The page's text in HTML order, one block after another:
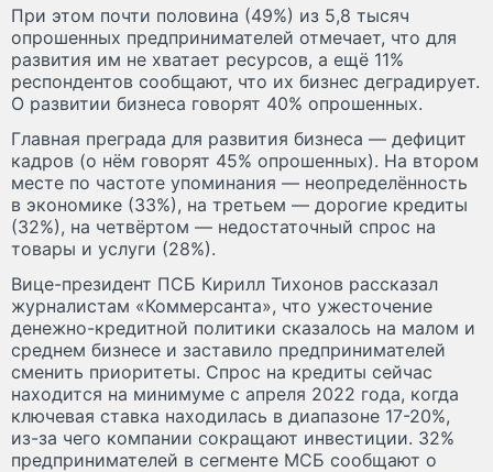
При этом почти половина (49%) из 5,8 тысяч
опрошенных предпринимателей отмечает, что для
развития им не хватает ресурсов, а ещё 11%
респондентов сообщают, что их бизнес деградирует.
О развитии бизнеса говорят 40% опрошенных.
Главная преграда для развития бизнеса — дефицит
кадров (о нём говорят 45% опрошенных). На втором
месте по частоте упоминания — неопределённость
в экономике (33%), на третьем — дорогие кредиты
(32%), на четвёртом — недостаточный спрос на
товары и услуги (28%).
Вице-президент ПСБ Кирилл Тихонов рассказал
журналистам «Коммерсанта», что ужесточение
денежно-кредитной политики сказалось на малом и
среднем бизнесе и заставило предпринимателей
сменить приоритеты. Спрос на кредиты сейчас
находится на минимуме с апреля 2022 года, когда
ключевая ставка находилась в диапазоне 17-20%,
из-за чего компании сокращают инвестиции. 32%
предпринимателей в сегменте МСБ сообщают о